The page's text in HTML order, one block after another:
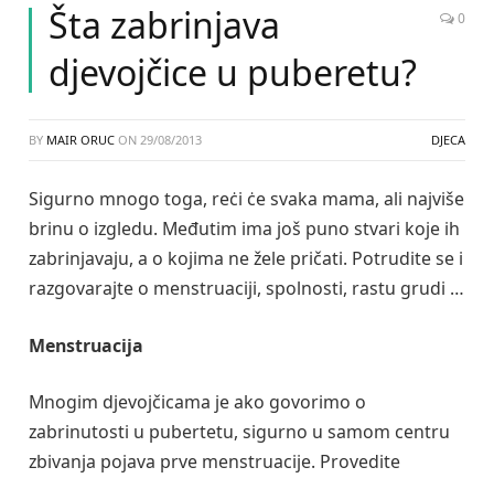
Šta zabrinjava
djevojčice u puberetu?
0
BY MAIR ORUC ON 29/08/2013 DJECA
Sigurno mnogo toga, reċi ċe svaka mama, ali najviše
brinu o izgledu. Međutim ima još puno stvari koje ih
zabrinjavaju, a o kojima ne žele pričati. Potrudite se i
razgovarajte o menstruaciji, spolnosti, rastu grudi …
Menstruacija
Mnogim djevojčicama je ako govorimo o
zabrinutosti u pubertetu, sigurno u samom centru
zbivanja pojava prve menstruacije. Provedite